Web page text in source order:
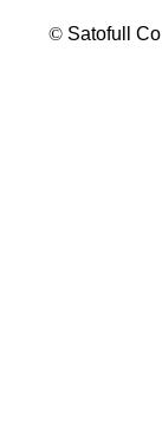
© Satofull